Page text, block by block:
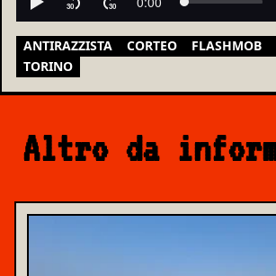
ANTIRAZZISTA CORTEO FLASHMOB
TORINO
Altro da